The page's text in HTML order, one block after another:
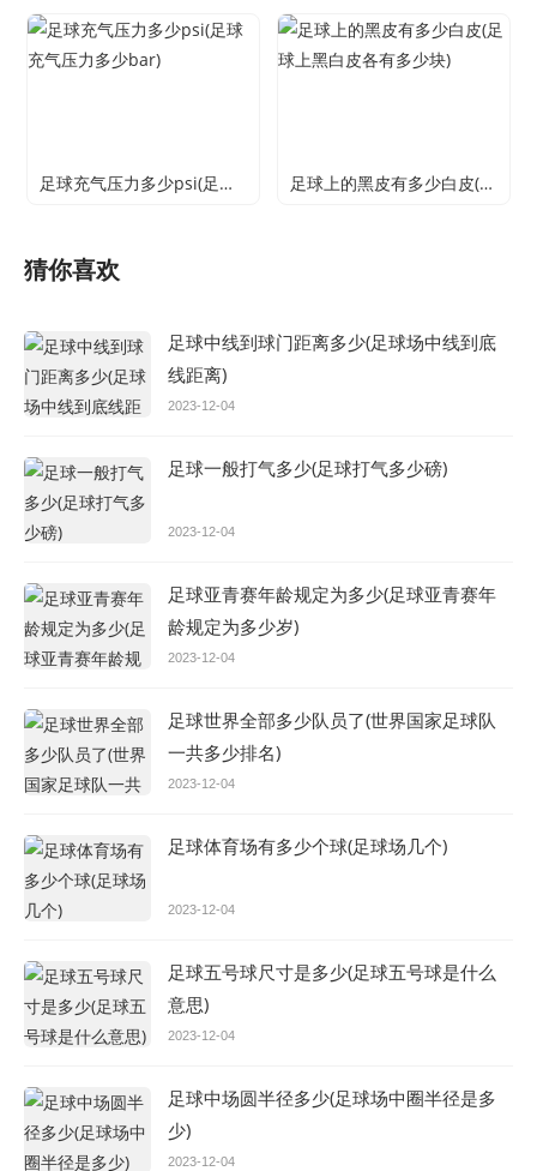
足球充气压力多少psi(足球充气压力多少bar) 足球上的黑皮有多少白皮(足球上黑白皮各有多少块)
猜你喜欢
足球中线到球门距离多少(足球场中线到底
线距离)
2023-12-04
足球一般打气多少(足球打气多少磅)
2023-12-04
足球亚青赛年龄规定为多少(足球亚青赛年
龄规定为多少岁)
2023-12-04
足球世界全部多少队员了(世界国家足球队
一共多少排名)
2023-12-04
足球体育场有多少个球(足球场几个)
2023-12-04
足球五号球尺寸是多少(足球五号球是什么
意思)
2023-12-04
足球中场圆半径多少(足球场中圈半径是多
少)
2023-12-04